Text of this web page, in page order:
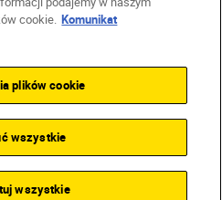
prywatności
Store
cookie
Dostępność
cookie. Komunikat
plików cookie
wszystkie
wszystkie